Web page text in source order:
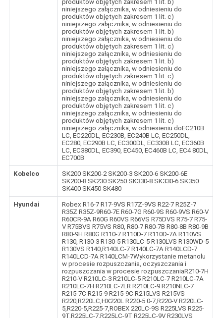
produktów objętych zakresem 1 lit. b)
niniejszego załącznika, w odniesieniu do
produktów objętych zakresem 1 lit. c)
niniejszego załącznika, w odniesieniu do
produktów objętych zakresem 1 lit. b)
niniejszego załącznika, w odniesieniu do
produktów objętych zakresem 1 lit. c)
niniejszego załącznika, w odniesieniu do
produktów objętych zakresem 1 lit. b)
niniejszego załącznika, w odniesieniu do
produktów objętych zakresem 1 lit. c)
niniejszego załącznika, w odniesieniu do
produktów objętych zakresem 1 lit. b)
niniejszego załącznika, w odniesieniu do
produktów objętych zakresem 1 lit. c)
niniejszego załącznika, w odniesieniu do
produktów objętych zakresem 1 lit. c)
niniejszego załącznika, w odniesieniu doEC210B
LC, EC220DL, EC230B, EC240B LC, EC250DL,
EC280, EC290B LC, EC300DL, EC330B LC, EC360B
LC, EC380DL, EC390, EC450, EC460B LC, EC4 80DL,
EC700B
Kobelco
SK200 SK200-2 SK200-3 SK200-6 SK200-6E
SK200-8 SK230 SK250 SK330-8 SK330-6 SK350
SK400 SK450 SK480
Hyundai
Robex R16-7 R17-9VS R17Z-9VS R22-7 R25Z-7
R35Z R35Z-9R60-7E R60-7G R60-9S R60-9VS R60-V
R60CR-9A R60G R60VS R66VS R75DVS R75-7 R75-
V R75BVS R75VS R80, R80-7 R80-7B R80-8B R80-9B
R80-9H R80G R110-7 R110D-7 R110D-7A R110VS
R130, R130-3 R130-5 R130LC-5 R130LVS R130WD-5
R130VS R140,R140LC-7 R140LC-7A R140LCD-7
R140LCD-7A R140LCM-7Wykorzystanie metanolu
w procesie rozpuszczania, oczyszczania i
rozpuszczania w procesie rozpuszczaniaR210-7H
R210-V R210LC-3 R210LC-5 R210LC-7 R210LC-7A
R210LC-7H R210LC-7LR R210LC-9 R210NLC-7
R215-7C R215-9 R215-9C R215LVS R215VS
R220,R220LC,HX220L R220-5 0-7,R220-V R220LC-
5,R220-5,R225-7,ROBEX 220LC-9S R225LVS R225-
9T,R225LC-7,R225LC-9T R225LC-9V R230LVS